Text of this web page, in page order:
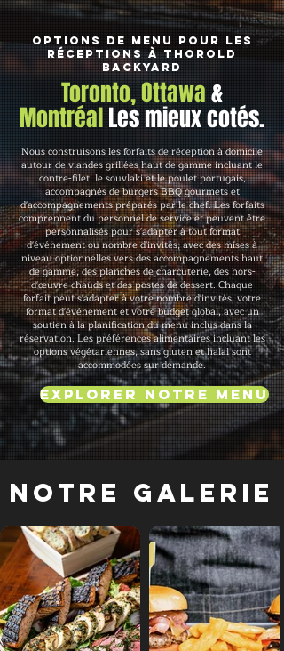
Options de menu pour les
réceptions à Thorold
Backyard
Toronto, Ottawa&
MontréalLes mieux cotés.
Nous construisons les forfaits de réception à domicile
autour de viandes grillées haut de gamme incluant le
contre-filet, le souvlaki et le poulet portugais,
accompagnés de burgers BBQ gourmets et
d'accompagnements préparés par le chef. Les forfaits
comprennent du personnel de service et peuvent être
personnalisés pour s'adapter à tout format
d'événement ou nombre d'invités, avec des mises à
niveau optionnelles vers des accompagnements haut
de gamme, des planches de charcuterie, des hors-
d'œuvre chauds et des postes de dessert. Chaque
forfait peut s'adapter à votre nombre d'invités, votre
format d'événement et votre budget global, avec un
soutien à la planification du menu inclus dans la
réservation. Les préférences alimentaires incluant les
options végétariennes, sans gluten et halal sont
accommodées sur demande.
Explorer notre menu
Notre galerie